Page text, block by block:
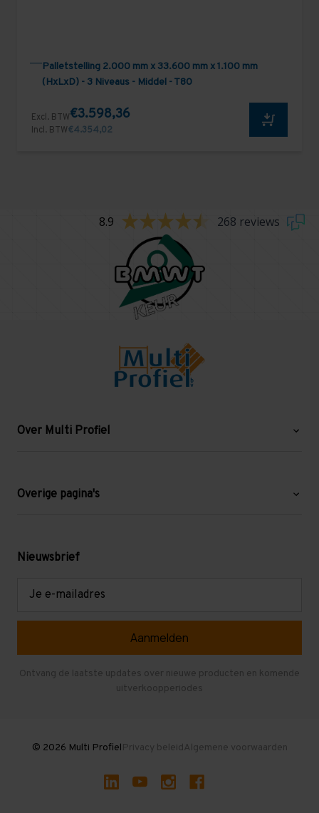
Palletstelling 2.000 mm x 33.600 mm x 1.100 mm
(HxLxD) - 3 Niveaus - Middel - T80
Excl. BTW€3.598,36
Incl. BTW€4.354,02
8.9 268 reviews
Over Multi Profiel
Blog
Levering en afhalen
Overige pagina's
Mezzanine
Gebruikte entresolvloeren
Nieuwsbrief
Ontvang de laatste updates over nieuwe producten en komende
uitverkoopperiodes
© 2026 Multi ProfielPrivacy beleidAlgemene voorwaarden